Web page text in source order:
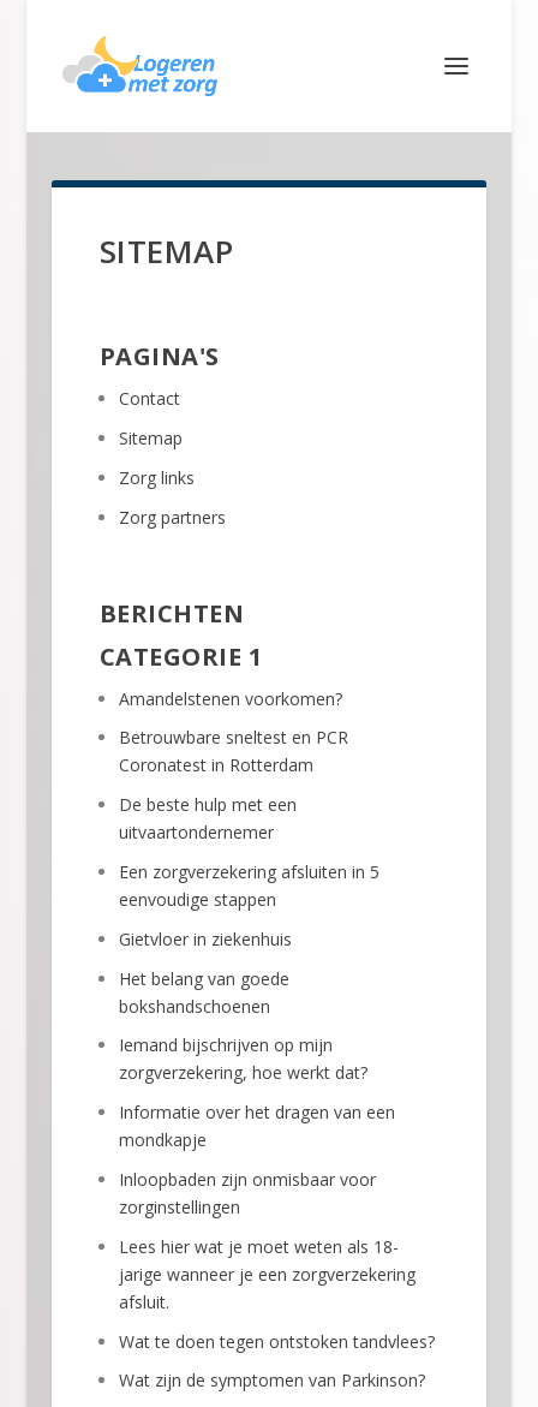
SITEMAP
PAGINA'S
Contact
Sitemap
Zorg links
Zorg partners
BERICHTEN
CATEGORIE 1
Amandelstenen voorkomen?
Betrouwbare sneltest en PCR
Coronatest in Rotterdam
De beste hulp met een
uitvaartondernemer
Een zorgverzekering afsluiten in 5
eenvoudige stappen
Gietvloer in ziekenhuis
Het belang van goede
bokshandschoenen
Iemand bijschrijven op mijn
zorgverzekering, hoe werkt dat?
Informatie over het dragen van een
mondkapje
Inloopbaden zijn onmisbaar voor
zorginstellingen
Lees hier wat je moet weten als 18-
jarige wanneer je een zorgverzekering
afsluit.
Wat te doen tegen ontstoken tandvlees?
Wat zijn de symptomen van Parkinson?